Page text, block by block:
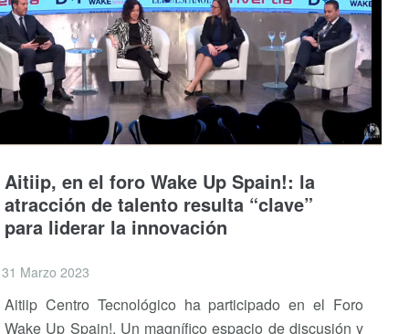
Aitiip, en el foro Wake Up Spain!: la
atracción de talento resulta “clave”
para liderar la innovación
31 Marzo 2023
Aitiip Centro Tecnológico ha participado en el Foro
Wake Up Spain!. Un magnífico espacio de discusión y